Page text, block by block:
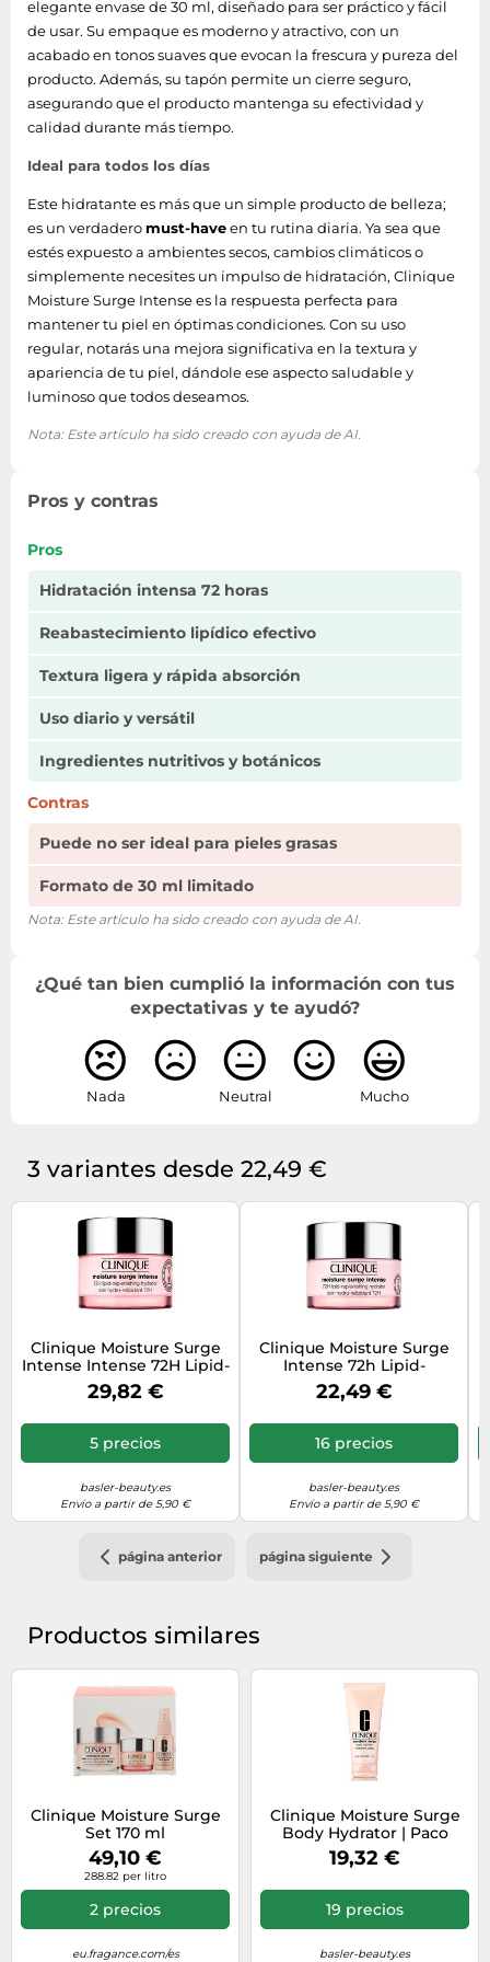
elegante envase de 30 ml, diseñado para ser práctico y fácil
de usar. Su empaque es moderno y atractivo, con un
acabado en tonos suaves que evocan la frescura y pureza del
producto. Además, su tapón permite un cierre seguro,
asegurando que el producto mantenga su efectividad y
calidad durante más tiempo.
Ideal para todos los días
Este hidratante es más que un simple producto de belleza;
es un verdadero must-haveen tu rutina diaria. Ya sea que
estés expuesto a ambientes secos, cambios climáticos o
simplemente necesites un impulso de hidratación, Clinique
Moisture Surge Intense es la respuesta perfecta para
mantener tu piel en óptimas condiciones. Con su uso
regular, notarás una mejora significativa en la textura y
apariencia de tu piel, dándole ese aspecto saludable y
luminoso que todos deseamos.
Nota: Este artículo ha sido creado con ayuda de AI.
Pros y contras
Pros
Hidratación intensa 72 horas
Reabastecimiento lipídico efectivo
Textura ligera y rápida absorción
Uso diario y versátil
Ingredientes nutritivos y botánicos
Contras
Puede no ser ideal para pieles grasas
Formato de 30 ml limitado
Nota: Este artículo ha sido creado con ayuda de AI.
¿Qué tan bien cumplió la información con tus
expectativas y te ayudó?
Nada Neutral Mucho
3 variantes desde 22,49 €
Clinique Moisture Surge
Intense Intense 72H Lipid-
Replenishing Hydrator 75
ml
29,82 €
5 precios
basler-beauty.es
Envío a partir de 5,90 €
Clinique Moisture Surge
Intense 72h Lipid-
Replenishing Hydrator 50
ml
22,49 €
16 precios
basler-beauty.es
Envío a partir de 5,90 €
página anterior página siguiente
Productos similares
Clinique Moisture Surge
Set 170 ml
49,10 €
288.82 per litro
2 precios
eu.fragance.com/es
Clinique Moisture Surge
Body Hydrator | Paco
Perfumerías n/a 200 ml
19,32 €
19 precios
basler-beauty.es